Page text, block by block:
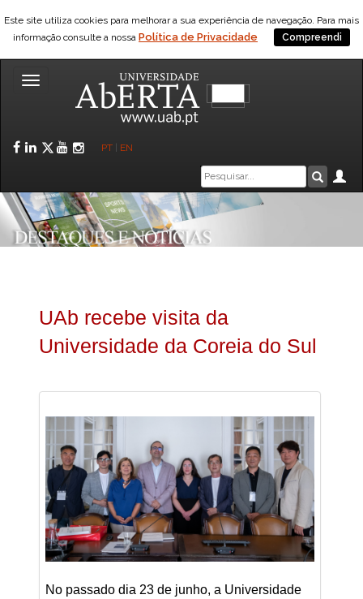
Este site utiliza cookies para melhorar a sua experiência de navegação. Para mais
informação consulte a nossa Política de Privacidade Compreendi
Toggle
Facebook
LinkedIn
Twitter
YouTube
Instagram
PT EN
Caixa
de
pesquisa
UAb recebe visita da
Universidade da Coreia do Sul
No passado dia 23 de junho, a Universidade